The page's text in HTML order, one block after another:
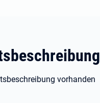
vorhanden